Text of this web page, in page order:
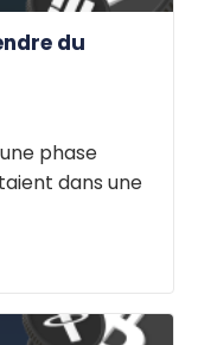
du
phase
dans une